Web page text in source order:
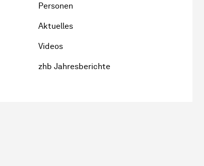
Personen
Aktuelles
Videos
zhb Jahresberichte